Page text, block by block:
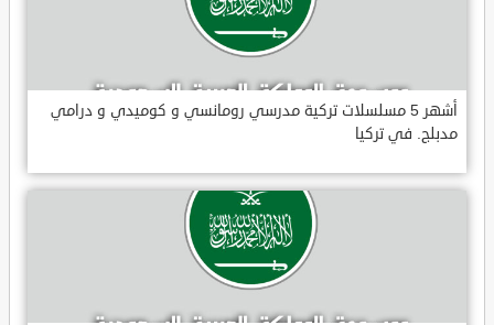
أشهر 5 مسلسلات تركية مدرسي رومانسي و كوميدي و درامي
مدبلج. في تركيا